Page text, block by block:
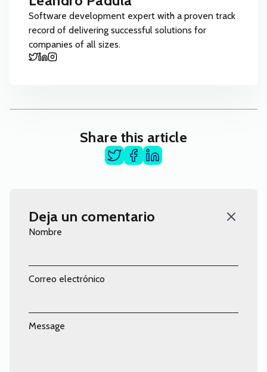
Software development expert with a proven track
record of delivering successful solutions for
companies of all sizes.
Share this article
Deja un comentario
Nombre
Correo electrónico
Message